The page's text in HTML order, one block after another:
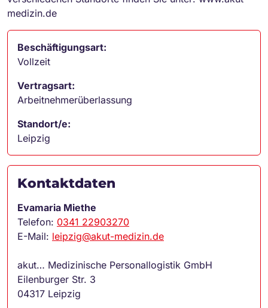
medizin.de
Beschäftigungsart:
Vollzeit
Vertragsart:
Arbeitnehmerüberlassung
Standort/e:
Leipzig
Kontaktdaten
Evamaria Miethe
Telefon: 0341 22903270
E-Mail: leipzig@akut-medizin.de
akut… Medizinische Personallogistik GmbH
Eilenburger Str. 3
04317 Leipzig